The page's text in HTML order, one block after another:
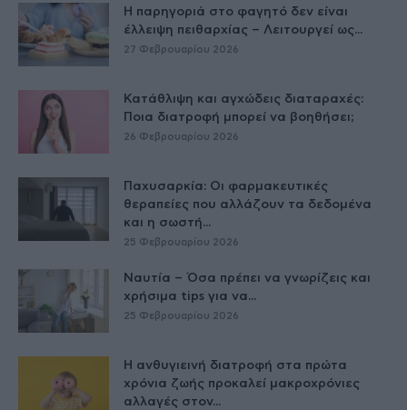
Η παρηγοριά στο φαγητό δεν είναι
έλλειψη πειθαρχίας – Λειτουργεί ως...
27 Φεβρουαρίου 2026
Κατάθλιψη και αγχώδεις διαταραχές:
Ποια διατροφή μπορεί να βοηθήσει;
26 Φεβρουαρίου 2026
Παχυσαρκία: Οι φαρμακευτικές
θεραπείες που αλλάζουν τα δεδομένα
και η σωστή...
25 Φεβρουαρίου 2026
Ναυτία – Όσα πρέπει να γνωρίζεις και
χρήσιμα tips για να...
25 Φεβρουαρίου 2026
Η ανθυγιεινή διατροφή στα πρώτα
χρόνια ζωής προκαλεί μακροχρόνιες
αλλαγές στον...